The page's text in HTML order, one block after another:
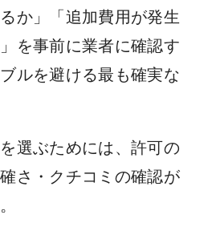
か」「追加費用が発生
を事前に業者に確認す
ルを避ける最も確実な
選ぶためには、許可の
さ・クチコミの確認が